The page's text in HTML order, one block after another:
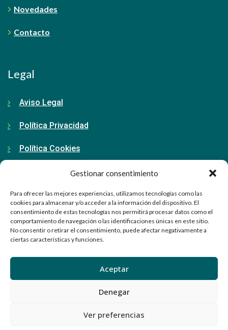
Gestionar consentimiento
Para ofrecer las mejores experiencias, utilizamos tecnologías como las
cookies para almacenar y/o acceder a la información del dispositivo. El
consentimiento de estas tecnologías nos permitirá procesar datos como el
comportamiento de navegación o las identificaciones únicas en este sitio.
No consentir o retirar el consentimiento, puede afectar negativamente a
ciertas características y funciones.
Aceptar
Denegar
Ver preferencias
Novedades
Contacto
Legal
Aviso Legal
Política Privacidad
Política Cookies
Contacto
91 798 71 15
info@ellabrador.es